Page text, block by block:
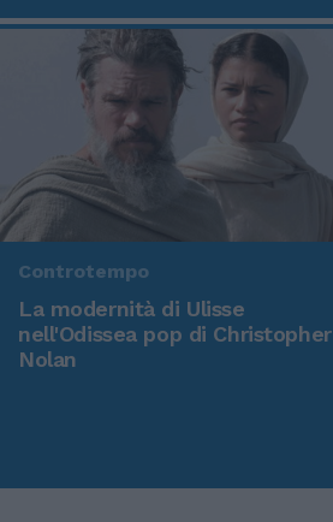
Controtempo
La modernità di Ulisse
nell'Odissea pop di Christopher
Nolan